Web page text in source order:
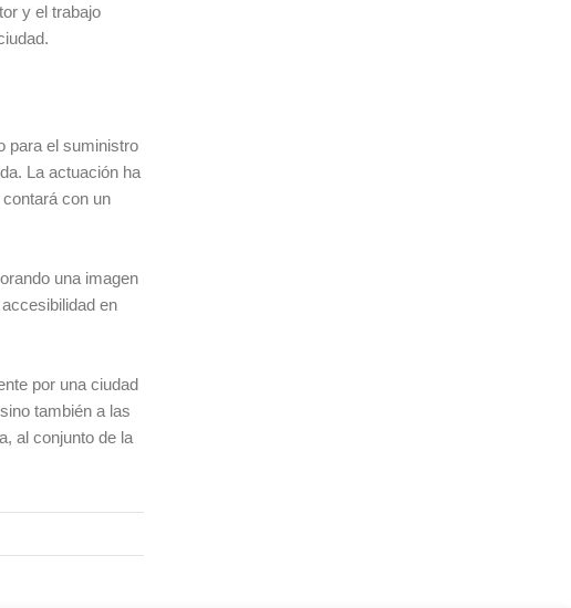
y el trabajo
para el suministro
La actuación ha
con un
una imagen
en
por una ciudad
también a las
al conjunto de la